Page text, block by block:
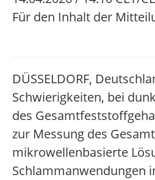
Für den Inhalt der
DÜSSELDORF,
Schwierigkeiten, bei
des
zur Messung des
mikrowellenbasierte
Schlammanwendungen